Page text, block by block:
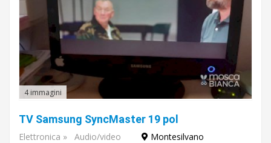
4 immagini
TV Samsung SyncMaster 19 pol
Elettronica » Audio/video
Montesilvano